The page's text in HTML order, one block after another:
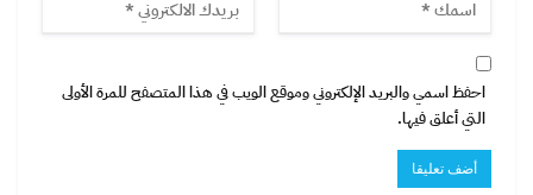
احفظ اسمي والبريد الإلكتروني وموقع الويب في هذا المتصفح للمرة الأولى
التي أعلق فيها.